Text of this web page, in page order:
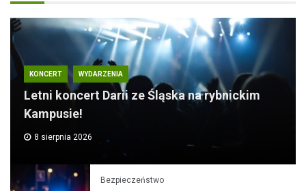
KONCERT WYDARZENIA
Letni koncert Darii ze Śląska na rybnickim
Kampusie!
8 sierpnia 2026
Bezpieczeństwo